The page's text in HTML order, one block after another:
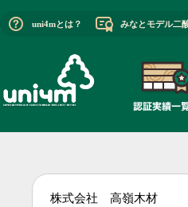
uni4mとは？ みなとモデル二
株式会社 高嶺木材